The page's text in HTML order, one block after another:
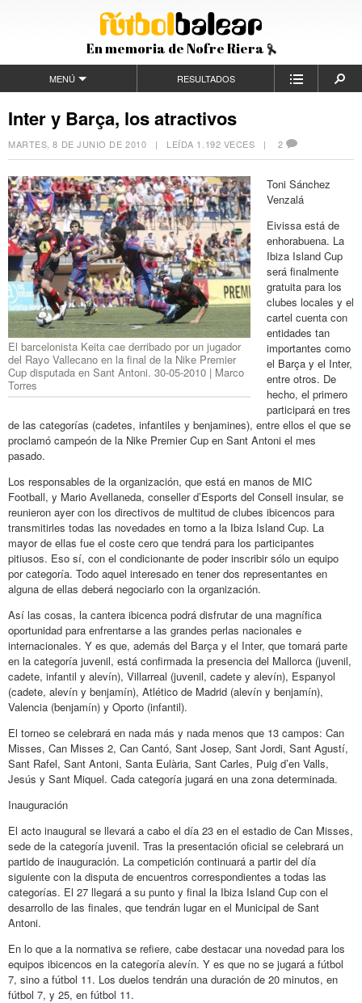
En memoria de Nofre Riera
MENÚ RESULTADOS
Inter y Barça, los atractivos
MARTES, 8 DE JUNIO DE 2010 | LEÍDA 1.192 VECES | 2
El barcelonista Keita cae derribado por un jugador
del Rayo Vallecano en la final de la Nike Premier
Cup disputada en Sant Antoni. 30-05-2010 | Marco
Torres
Toni Sánchez
Venzalá
Eivissa está de
enhorabuena. La
Ibiza Island Cup
será finalmente
gratuita para los
clubes locales y el
cartel cuenta con
entidades tan
importantes como
el Barça y el Inter,
entre otros. De
hecho, el primero
participará en tres
de las categorías (cadetes, infantiles y benjamines), entre ellos el que se
proclamó campeón de la Nike Premier Cup en Sant Antoni el mes
pasado.
Los responsables de la organización, que está en manos de MIC
Football, y Mario Avellaneda, conseller d’Esports del Consell insular, se
reunieron ayer con los directivos de multitud de clubes ibicencos para
transmitirles todas las novedades en torno a la Ibiza Island Cup. La
mayor de ellas fue el coste cero que tendrá para los participantes
pitiusos. Eso sí, con el condicionante de poder inscribir sólo un equipo
por categoría. Todo aquel interesado en tener dos representantes en
alguna de ellas deberá negociarlo con la organización.
Así las cosas, la cantera ibicenca podrá disfrutar de una magnífica
oportunidad para enfrentarse a las grandes perlas nacionales e
internacionales. Y es que, además del Barça y el Inter, que tomará parte
en la categoría juvenil, está confirmada la presencia del Mallorca (juvenil,
cadete, infantil y alevín), Villarreal (juvenil, cadete y alevín), Espanyol
(cadete, alevín y benjamín), Atlético de Madrid (alevín y benjamín),
Valencia (benjamín) y Oporto (infantil).
El torneo se celebrará en nada más y nada menos que 13 campos: Can
Misses, Can Misses 2, Can Cantó, Sant Josep, Sant Jordi, Sant Agustí,
Sant Rafel, Sant Antoni, Santa Eulària, Sant Carles, Puig d’en Valls,
Jesús y Sant Miquel. Cada categoría jugará en una zona determinada.
Inauguración
El acto inaugural se llevará a cabo el día 23 en el estadio de Can Misses,
sede de la categoría juvenil. Tras la presentación oficial se celebrará un
partido de inauguración. La competición continuará a partir del día
siguiente con la disputa de encuentros correspondientes a todas las
categorías. El 27 llegará a su punto y final la Ibiza Island Cup con el
desarrollo de las finales, que tendrán lugar en el Municipal de Sant
Antoni.
En lo que a la normativa se refiere, cabe destacar una novedad para los
equipos ibicencos en la categoría alevín. Y es que no se jugará a fútbol
7, sino a fútbol 11. Los duelos tendrán una duración de 20 minutos, en
fútbol 7, y 25, en fútbol 11.